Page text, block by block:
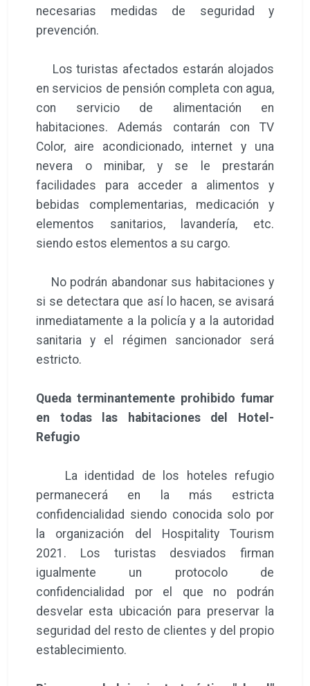
necesarias medidas de seguridad y
prevención.
Los turistas afectados estarán alojados
en servicios de pensión completa con agua,
con servicio de alimentación en
habitaciones. Además contarán con TV
Color, aire acondicionado, internet y una
nevera o minibar, y se le prestarán
facilidades para acceder a alimentos y
bebidas complementarias, medicación y
elementos sanitarios, lavandería, etc.
siendo estos elementos a su cargo.
No podrán abandonar sus habitaciones y
si se detectara que así lo hacen, se avisará
inmediatamente a la policía y a la autoridad
sanitaria y el régimen sancionador será
estricto.
Queda terminantemente prohibido fumar
en todas las habitaciones del Hotel-
Refugio
La identidad de los hoteles refugio
permanecerá en la más estricta
confidencialidad siendo conocida solo por
la organización del Hospitality Tourism
2021. Los turistas desviados firman
igualmente un protocolo de
confidencialidad por el que no podrán
desvelar esta ubicación para preservar la
seguridad del resto de clientes y del propio
establecimiento.